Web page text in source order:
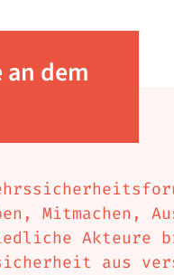
an dem
Mitmachen,
Akteure
aus